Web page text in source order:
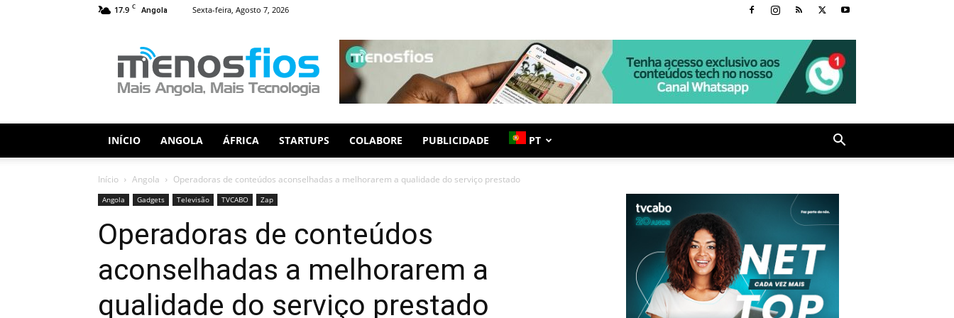
17.9 C Angola Sexta-feira, Agosto 7, 2026
Fios
INÍCIO ANGOLA ÁFRICA STARTUPS COLABORE PUBLICIDADE PT
Início Angola Operadoras de conteúdos aconselhadas a melhorarem a qualidade do serviço prestado
Angola Gadgets Televisão TVCABO Zap
Operadoras de conteúdos
aconselhadas a melhorarem a
qualidade do serviço prestado